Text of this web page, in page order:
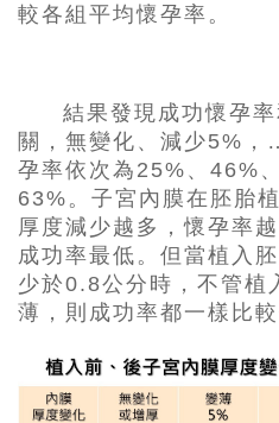
較各組平均懷孕率。
結果發現成功懷孕
關，無變化、減少5%
孕率依次為25%、46%
63%。子宮內膜在胚胎
厚度減少越多，懷孕率
成功率最低。但當植入
少於0.8公分時，不管植
薄，則成功率都一樣比較